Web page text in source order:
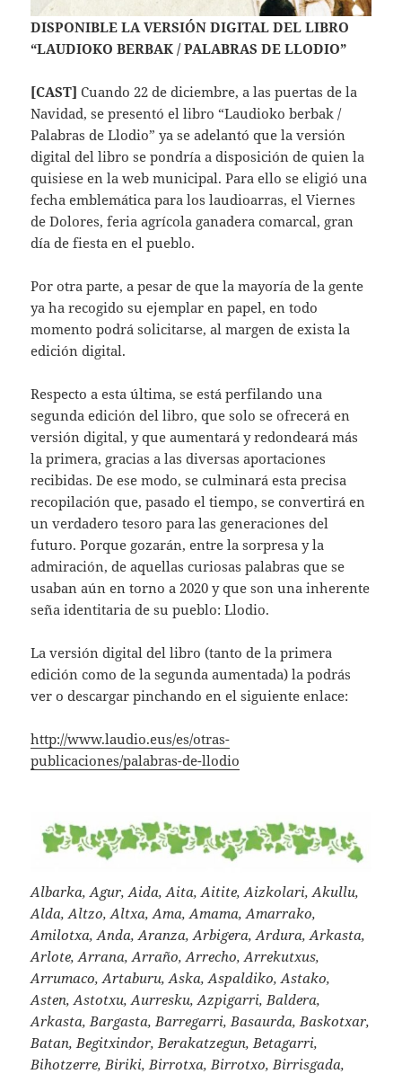
DISPONIBLE LA VERSIÓN DIGITAL DEL LIBRO
“LAUDIOKO BERBAK / PALABRAS DE LLODIO”
[CAST] Cuando 22 de diciembre, a las puertas de la
Navidad, se presentó el libro “Laudioko berbak /
Palabras de Llodio” ya se adelantó que la versión
digital del libro se pondría a disposición de quien la
quisiese en la web municipal. Para ello se eligió una
fecha emblemática para los laudioarras, el Viernes
de Dolores, feria agrícola ganadera comarcal, gran
día de fiesta en el pueblo.
Por otra parte, a pesar de que la mayoría de la gente
ya ha recogido su ejemplar en papel, en todo
momento podrá solicitarse, al margen de exista la
edición digital.
Respecto a esta última, se está perfilando una
segunda edición del libro, que solo se ofrecerá en
versión digital, y que aumentará y redondeará más
la primera, gracias a las diversas aportaciones
recibidas. De ese modo, se culminará esta precisa
recopilación que, pasado el tiempo, se convertirá en
un verdadero tesoro para las generaciones del
futuro. Porque gozarán, entre la sorpresa y la
admiración, de aquellas curiosas palabras que se
usaban aún en torno a 2020 y que son una inherente
seña identitaria de su pueblo: Llodio.
La versión digital del libro (tanto de la primera
edición como de la segunda aumentada) la podrás
ver o descargar pinchando en el siguiente enlace:
http://www.laudio.eus/es/otras-
publicaciones/palabras-de-llodio
Albarka, Agur, Aida, Aita, Aitite, Aizkolari, Akullu,
Alda, Altzo, Altxa, Ama, Amama, Amarrako,
Amilotxa, Anda, Aranza, Arbigera, Ardura, Arkasta,
Arlote, Arrana, Arraño, Arrecho, Arrekutxus,
Arrumaco, Artaburu, Aska, Aspaldiko, Astako,
Asten, Astotxu, Aurresku, Azpigarri, Baldera,
Arkasta, Bargasta, Barregarri, Basaurda, Baskotxar,
Batan, Begitxindor, Berakatzegun, Betagarri,
Bihotzerre, Biriki, Birrotxa, Birrotxo, Birrisgada,